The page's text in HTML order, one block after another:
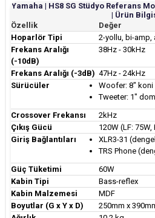
Yamaha | HS8 SG Stüdyo Referans
| Ürün
Özellik
Değer
Hoparlör Tipi
2-yollu, bi-
Frekans Aralığı
(-10dB)
38Hz - 30kHz
Frekans Aralığı (-3dB) 47Hz - 24kHz
Sürücüler
Woofer: 8" koni
Tweeter: 1"
Crossover Frekansı
2kHz
Çıkış Gücü
120W (LF: 75W,
Giriş Bağlantıları
XLR3-31
TRS Phone
Güç Tüketimi
60W
Kabin Tipi
Bass-reflex
Kabin Malzemesi
MDF
Boyutlar (G x Y x D)
250mm x